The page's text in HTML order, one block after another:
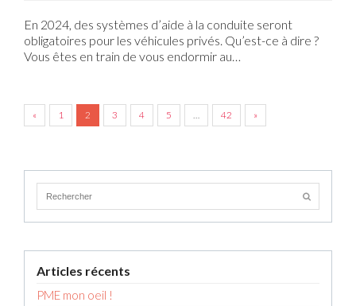
En 2024, des systèmes d’aide à la conduite seront
obligatoires pour les véhicules privés. Qu’est-ce à dire ?
Vous êtes en train de vous endormir au…
« 1 2 3 4 5 … 42 »
Articles récents
PME mon oeil !